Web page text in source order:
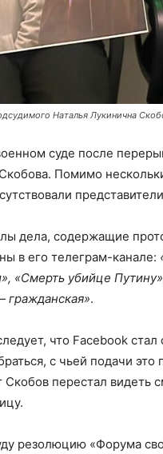
Наталья Лукинична
суде после
Помимо
дела, содержащие
в его телеграм-канале:
«Смерть убийце
гражданская».
что Facebook стал
с чьей подачи
перестал видеть
резолюцию «Форума